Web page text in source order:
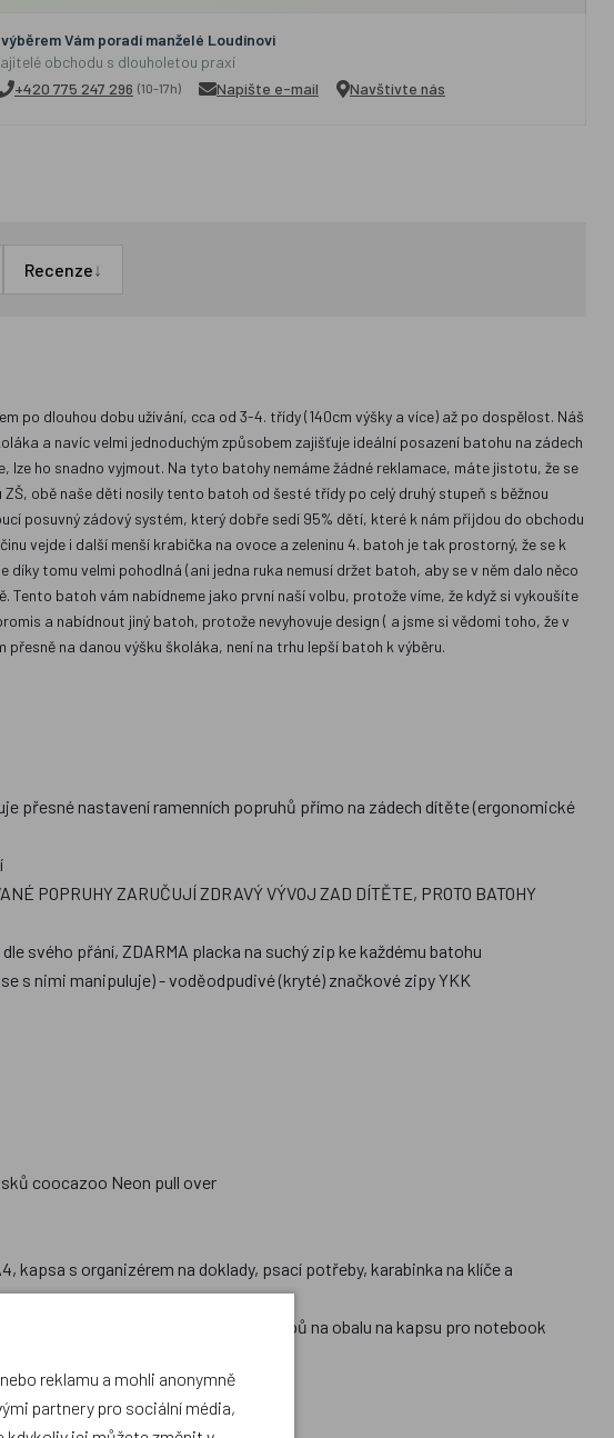
výběrem Vám poradí manželé Loudínovi
obchodu s dlouholetou praxí
+420 775 247 296 (10-17h) Napište e-mail Navštivte nás
Recenze↓
po dlouhou dobu užívání, cca od 3-4. třídy (140cm výšky a více) až po dospělost. Náš
a navíc velmi jednoduchým způsobem zajišťuje ideální posazení batohu na zádech
ho snadno vyjmout. Na tyto batohy nemáme žádné reklamace, máte jistotu, že se
obě naše děti nosily tento batoh od šesté třídy po celý druhý stupeň s běžnou
posuvný zádový systém, který dobře sedí 95% dětí, které k nám přijdou do obchodu
vejde i další menší krabička na ovoce a zeleninu 4. batoh je tak prostorný, že se k
tomu velmi pohodlná (ani jedna ruka nemusí držet batoh, aby se v něm dalo něco
batoh vám nabídneme jako první naší volbu, protože víme, že když si vykoušíte
a nabídnout jiný batoh, protože nevyhovuje design ( a jsme si vědomi toho, že v
na danou výšku školáka, není na trhu lepší batoh k výběru.
přesné nastavení ramenních popruhů přímo na zádech dítěte (ergonomické
POPRUHY ZARUČUJÍ ZDRAVÝ VÝVOJ ZAD DÍTĚTE, PROTO BATOHY
svého přání, ZDARMA placka na suchý zip ke každému batohu
s nimi manipuluje) - voděodpudivé (kryté) značkové zipy YKK
coocazoo Neon pull over
s organizérem na doklady, psací potřeby, karabinka na klíče a
organizéru nebo pomocí klipů na obalu na kapsu pro notebook
bázi
reklamu a mohli anonymně
partnery pro sociální média,